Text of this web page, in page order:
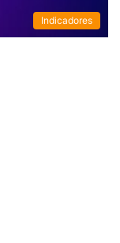
Indicadores